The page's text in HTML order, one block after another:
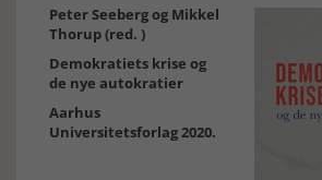
Peter Seeberg og Mikkel
Thorup (red. )
Demokratiets krise og
de nye autokratier
Aarhus
Universitetsforlag 2020.